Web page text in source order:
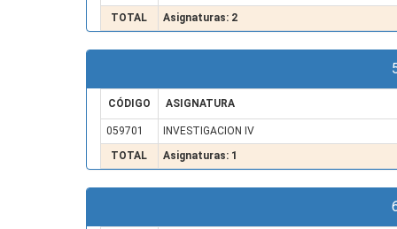
TOTAL
Asignaturas: 2
CÓDIGO ASIGNATURA
059701
INVESTIGACION IV
TOTAL
Asignaturas: 1